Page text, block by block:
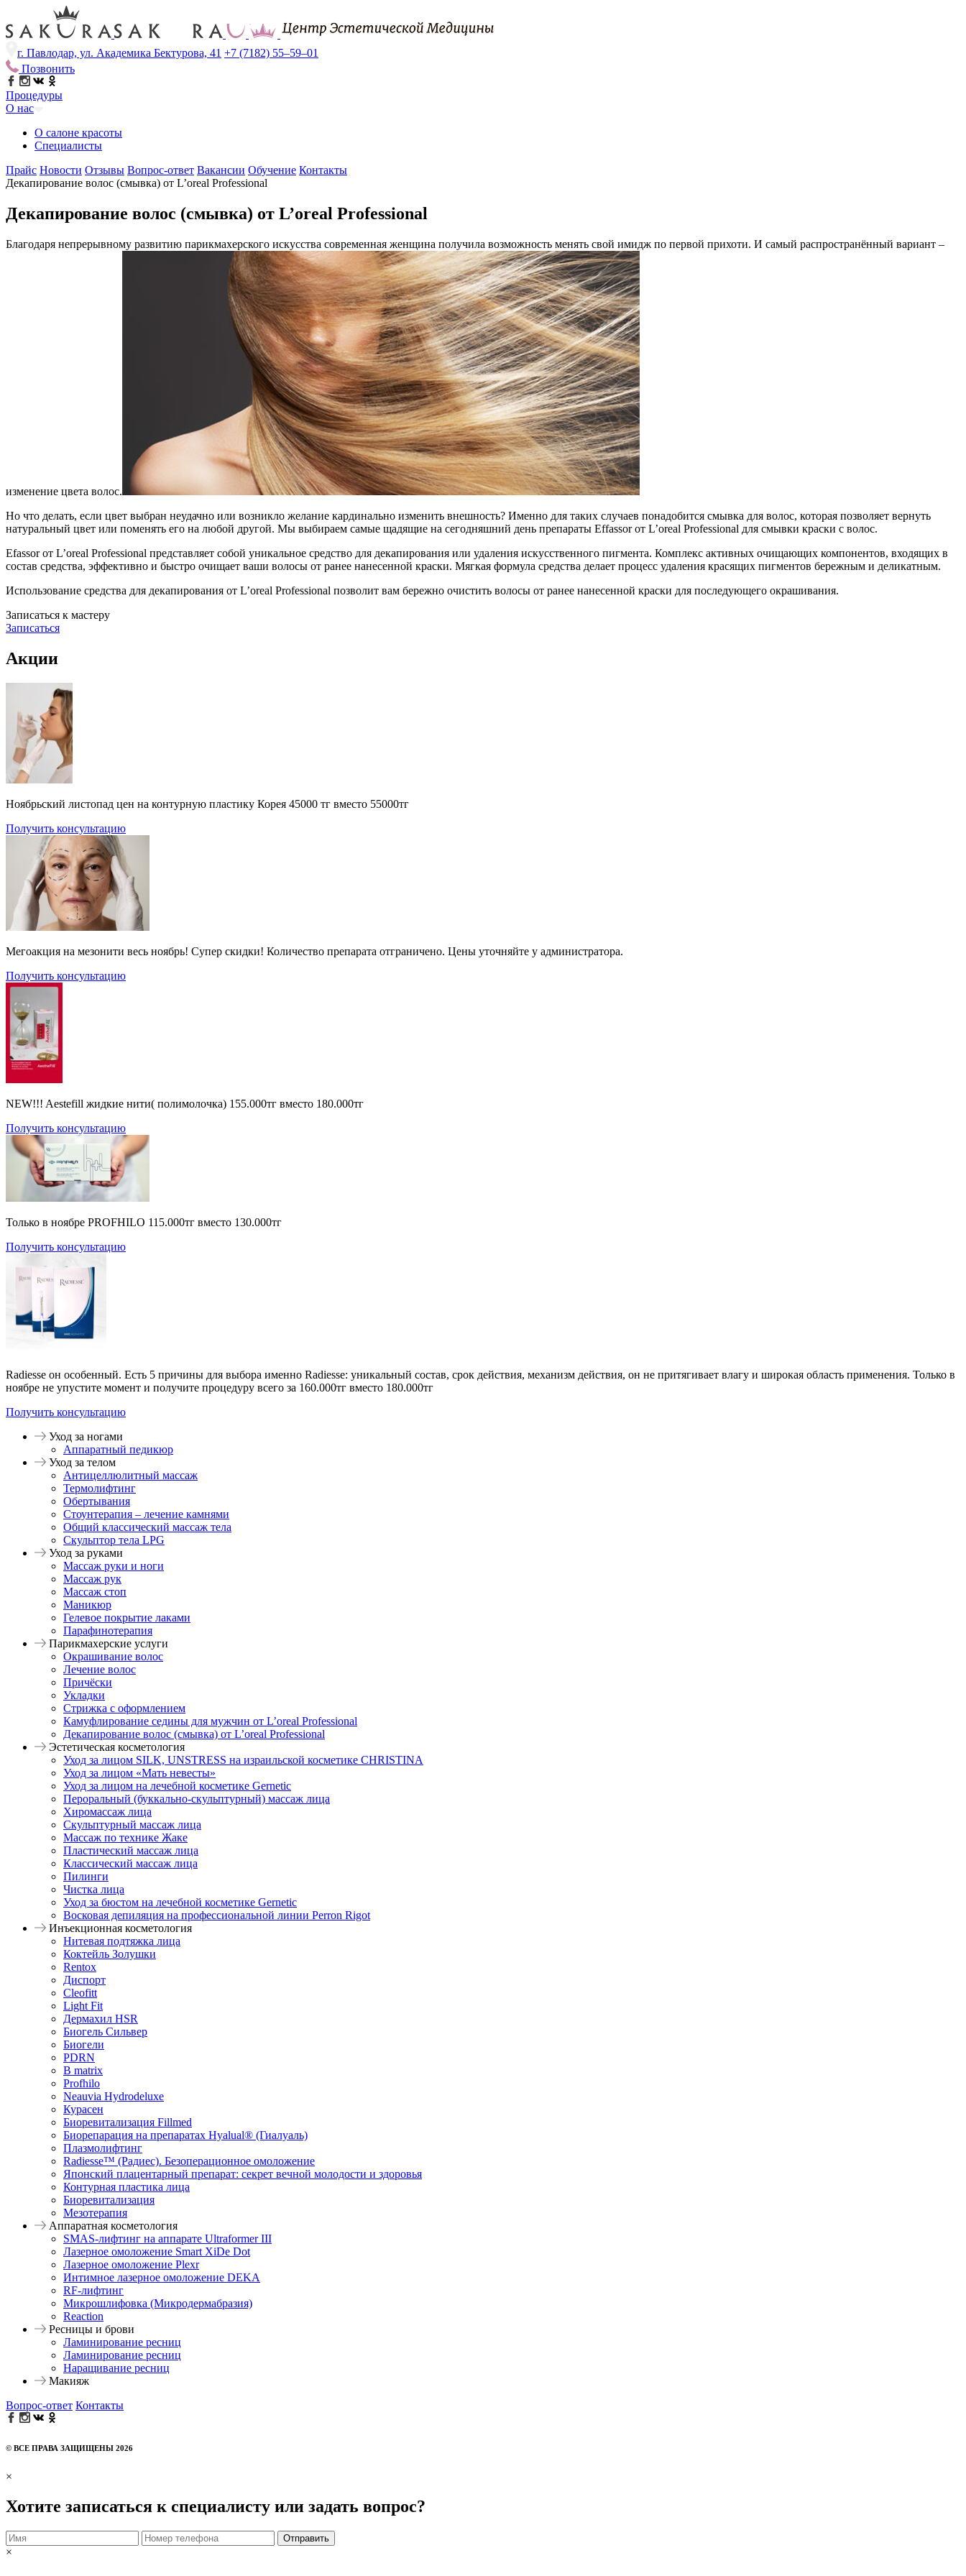
г. Павлодар, ул. Академика Бектурова, 41 +7 (7182) 55–59–01
Позвонить
Процедуры
О нас
О салоне красоты
Специалисты
Прайс Новости Отзывы Вопрос-ответ Вакансии Обучение Контакты
Декапирование волос (смывка) от L’oreal Professional
Декапирование волос (смывка) от L’oreal Professional
Благодаря непрерывному развитию парикмахерского искусства современная женщина получила возможность менять свой имидж по первой прихоти. И самый распространённый вариант –
изменение цвета волос.
Но что делать, если цвет выбран неудачно или возникло желание кардинально изменить внешность? Именно для таких случаев понадобится смывка для волос, которая позволяет вернуть
натуральный цвет или поменять его на любой другой. Мы выбираем самые щадящие на сегодняшний день препараты Effassor от L’oreal Professional для смывки краски с волос.
Efassor от L’oreal Professional представляет собой уникальное средство для декапирования или удаления искусственного пигмента. Комплекс активных очищающих компонентов, входящих в
состав средства, эффективно и быстро очищает ваши волосы от ранее нанесенной краски. Мягкая формула средства делает процесс удаления красящих пигментов бережным и деликатным.
Использование средства для декапирования от L’oreal Professional позволит вам бережно очистить волосы от ранее нанесенной краски для последующего окрашивания.
Записаться к мастеру
Записаться
Акции
Ноябрьский листопад цен на контурную пластику Корея 45000 тг вместо 55000тг
Получить консультацию
Мегоакция на мезонити весь ноябрь! Супер скидки! Количество препарата отграничено. Цены уточняйте у администратора.
Получить консультацию
NEW!!! Aestefill жидкие нити( полимолочка) 155.000тг вместо 180.000тг
Получить консультацию
Только в ноябре PROFHILO 115.000тг вместо 130.000тг
Получить консультацию
Radiesse он особенный. Есть 5 причины для выбора именно Radiesse: уникальный состав, срок действия, механизм действия, он не притягивает влагу и широкая область применения. Только в
ноябре не упустите момент и получите процедуру всего за 160.000тг вместо 180.000тг
Получить консультацию
Уход за ногами
Аппаратный педикюр
Уход за телом
Антицеллюлитный массаж
Термолифтинг
Обертывания
Стоунтерапия – лечение камнями
Общий классический массаж тела
Скульптор тела LPG
Уход за руками
Массаж руки и ноги
Массаж рук
Массаж стоп
Маникюр
Гелевое покрытие лаками
Парафинотерапия
Парикмахерские услуги
Окрашивание волос
Лечение волос
Причёски
Укладки
Стрижка с оформлением
Камуфлирование седины для мужчин от L’oreal Professional
Декапирование волос (смывка) от L’oreal Professional
Эстетическая косметология
Уход за лицом SILK, UNSTRESS на израильской косметике CHRISTINA
Уход за лицом «Мать невесты»
Уход за лицом на лечебной косметике Gernetic
Пероральный (буккально-скульптурный) массаж лица
Хиромассаж лица
Скульптурный массаж лица
Массаж по технике Жаке
Пластический массаж лица
Классический массаж лица
Пилинги
Чистка лица
Уход за бюстом на лечебной косметике Gernetic
Восковая депиляция на профессиональной линии Perron Rigot
Инъекционная косметология
Нитевая подтяжка лица
Коктейль Золушки
Rentox
Диспорт
Cleofitt
Light Fit
Дермахил HSR
Биогель Сильвер
Биогели
PDRN
B matrix
Profhilo
Neauvia Hydrodeluxe
Курасен
Биоревитализация Fillmed
Биорепарация на препаратах Hyalual® (Гиалуаль)
Плазмолифтинг
Radiesse™ (Радиес). Безоперационное омоложение
Японский плацентарный препарат: секрет вечной молодости и здоровья
Контурная пластика лица
Биоревитализация
Мезотерапия
Аппаратная косметология
SMAS-лифтинг на аппарате Ultraformer III
Лазерное омоложение Smart XiDe Dot
Лазерное омоложение Plexr
Интимное лазерное омоложение DEKA
RF-лифтинг
Микрошлифовка (Микродермабразия)
Reaction
Ресницы и брови
Ламинирование ресниц
Ламинирование ресниц
Наращивание ресниц
Макияж
Вопрос-ответ Контакты
© ВСЕ ПРАВА ЗАЩИЩЕНЫ 2026
×
Хотите записаться к специалисту или задать вопрос?
Отправить
×